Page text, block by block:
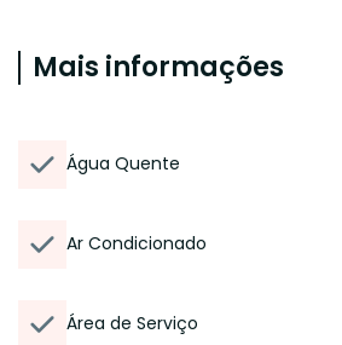
Mais informações
Água Quente
Ar Condicionado
Área de Serviço